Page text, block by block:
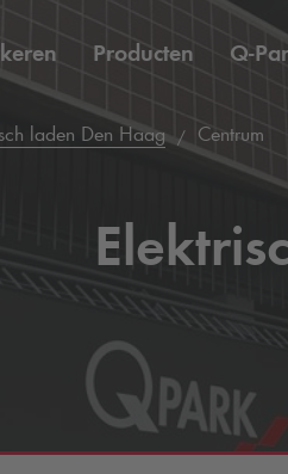
Producten Q-
laden Den Haag Centrum